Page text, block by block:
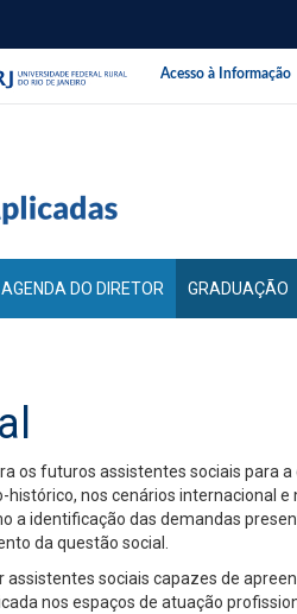
institucional da
Acesso à Informação
AGENDA DO DIRETOR GRADUAÇÃO
os futuros assistentes sociais para
nos cenários internacional
a identificação das demandas
da questão social.
sociais capazes de
nos espaços de atuação